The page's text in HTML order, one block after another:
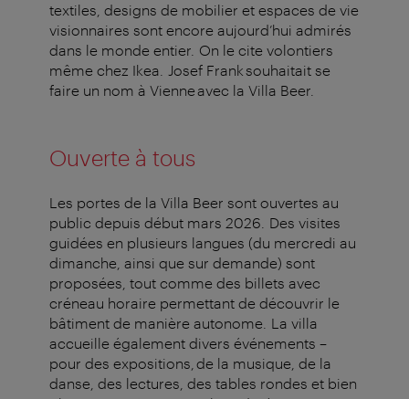
textiles, designs de mobilier et espaces de vie
visionnaires sont encore aujourd’hui admirés
dans le monde entier. On le cite volontiers
même chez Ikea. Josef Frank souhaitait se
faire un nom à Vienne avec la Villa Beer.
Ouverte à tous
Les portes de la Villa Beer sont ouvertes au
public depuis début mars 2026. Des visites
guidées en plusieurs langues (du mercredi au
dimanche, ainsi que sur demande) sont
proposées, tout comme des billets avec
créneau horaire permettant de découvrir le
bâtiment de manière autonome. La villa
accueille également divers événements –
pour des expositions, de la musique, de la
danse, des lectures, des tables rondes et bien